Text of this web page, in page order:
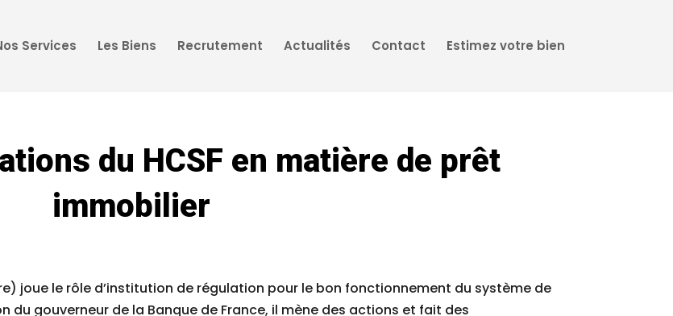
Services Les Biens Recrutement Actualités Contact Estimez votre bien
du HCSF en matière de prêt
immobilier
joue le rôle d’institution de régulation pour le bon fonctionnement du système de
du gouverneur de la Banque de France, il mène des actions et fait des